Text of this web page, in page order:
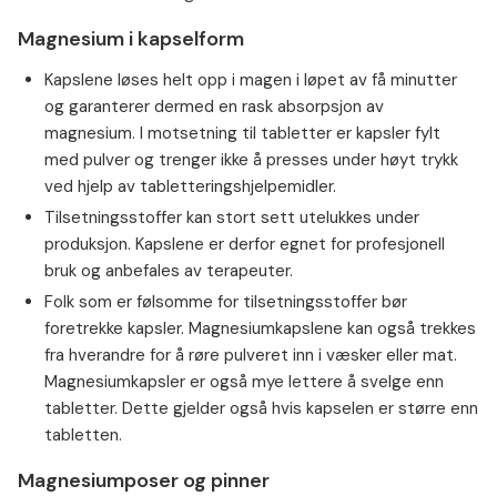
Magnesium i kapselform
Kapslene løses helt opp i magen i løpet av få minutter
og garanterer dermed en rask absorpsjon av
magnesium. I motsetning til tabletter er kapsler fylt
med pulver og trenger ikke å presses under høyt trykk
ved hjelp av tabletteringshjelpemidler.⁠
Tilsetningsstoffer kan stort sett utelukkes under
produksjon. Kapslene er derfor egnet for profesjonell
bruk og anbefales av terapeuter.⁠
Folk som er følsomme for tilsetningsstoffer bør
foretrekke kapsler. Magnesiumkapslene kan også trekkes
fra hverandre for å røre pulveret inn i væsker eller mat.
Magnesiumkapsler er også mye lettere å svelge enn
tabletter. Dette gjelder også hvis kapselen er større enn
tabletten.
Magnesiumposer og pinner